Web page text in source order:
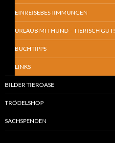
EINREISEBESTIMMUNGEN
URLAUB MIT HUND – TIERISCH GUT!
BUCHTIPPS
LINKS
BILDER TIEROASE
TRÖDELSHOP
SACHSPENDEN